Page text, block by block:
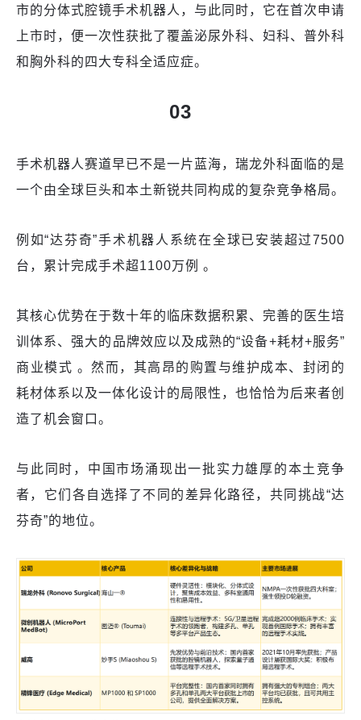
市的分体式腔镜手术机器人，与此同时，它在首次申请
上市时，便一次性获批了覆盖泌尿外科、妇科、普外科
和胸外科的四大专科全适应症。
03
手术机器人赛道早已不是一片蓝海，瑞龙外科面临的是
一个由全球巨头和本土新锐共同构成的复杂竞争格局。
例如“达芬奇”手术机器人系统在全球已安装超过7500
台，累计完成手术超1100万例 。
其核心优势在于数十年的临床数据积累、完善的医生培
训体系、强大的品牌效应以及成熟的“设备+耗材+服务”
商业模式 。然而，其高昂的购置与维护成本、封闭的
耗材体系以及一体化设计的局限性，也恰恰为后来者创
造了机会窗口。
与此同时，中国市场涌现出一批实力雄厚的本土竞争
者，它们各自选择了不同的差异化路径，共同挑战“达
芬奇”的地位。